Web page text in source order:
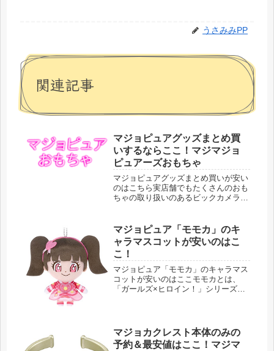
うさみみPP
関連記事
マジョピュアグッズまとめ買
いするならここ！マジマジョ
ピュアーズおもちゃ
マジョピュアグッズまとめ買いが安い
のはこちら実店舗でもたくさんのおも
ちゃの取り扱いのあるビックカメラさ
が、ビックカメラさんでは、１配送先
につき合計金額が4630円以上になる...
マジョピュア「モモカ」のキ
ャラマスコットが安いのはこ
こ！
マジョピュア「モモカ」のキャラマス
コットが安いのはここモモカとは、
「ガールズ×ヒロイン！」シリーズの
るくて元気な魔法戦士モモカといつで
も一...
マジョカクレスト本体のみの
予約＆最安値はここ！マジマ